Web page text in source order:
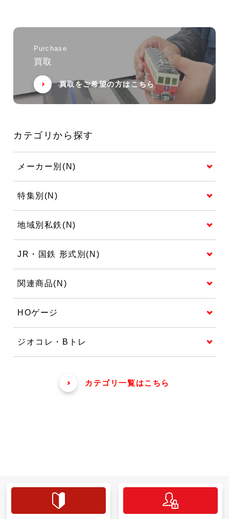
Purchase
買取
買取をご希望の方はこちら
カテゴリから探す
メーカー別(N)
特集別(N)
地域別私鉄(N)
JR・国鉄 形式別(N)
関連商品(N)
HOゲージ
ジオコレ・Bトレ
カテゴリ一覧はこちら